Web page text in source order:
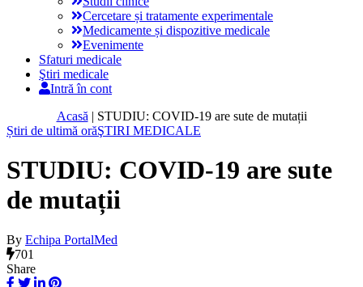
Cercetare și tratamente experimentale
Medicamente și dispozitive medicale
Evenimente
Sfaturi medicale
Ştiri medicale
Intră în cont
Acasă | STUDIU: COVID-19 are sute de mutații
Știri de ultimă orăŞTIRI MEDICALE
STUDIU: COVID-19 are sute
de mutații
By Echipa PortalMed
701
Share